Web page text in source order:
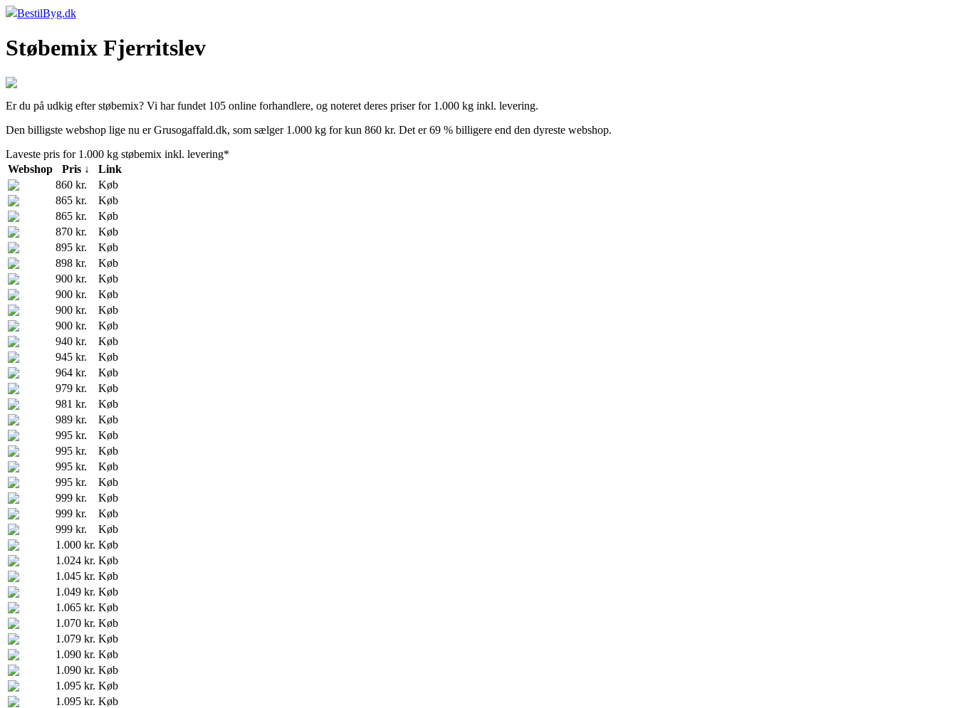
BestilByg.dk
Støbemix Fjerritslev
Er du på udkig efter støbemix? Vi har fundet 105 online forhandlere, og noteret deres priser for 1.000 kg inkl. levering.
Den billigste webshop lige nu er Grusogaffald.dk, som sælger 1.000 kg for kun 860 kr. Det er 69 % billigere end den dyreste webshop.
Laveste pris for 1.000 kg støbemix inkl. levering*
Webshop
Pris ↓
Link
860 kr.
Køb
865 kr.
Køb
865 kr.
Køb
870 kr.
Køb
895 kr.
Køb
898 kr.
Køb
900 kr.
Køb
900 kr.
Køb
900 kr.
Køb
900 kr.
Køb
940 kr.
Køb
945 kr.
Køb
964 kr.
Køb
979 kr.
Køb
981 kr.
Køb
989 kr.
Køb
995 kr.
Køb
995 kr.
Køb
995 kr.
Køb
995 kr.
Køb
999 kr.
Køb
999 kr.
Køb
999 kr.
Køb
1.000 kr. Køb
1.024 kr. Køb
1.045 kr. Køb
1.049 kr. Køb
1.065 kr. Køb
1.070 kr. Køb
1.079 kr. Køb
1.090 kr. Køb
1.090 kr. Køb
1.095 kr. Køb
1.095 kr. Køb